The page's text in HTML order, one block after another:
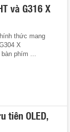
và G316 X
thức mang
X
phím ...
tiên OLED,